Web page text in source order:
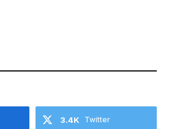
Twitter
3.4K